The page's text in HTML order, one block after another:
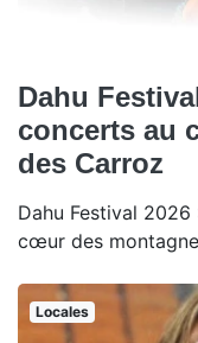
Dahu
concerts au
des Carroz
Dahu Festival
cœur des
Locales